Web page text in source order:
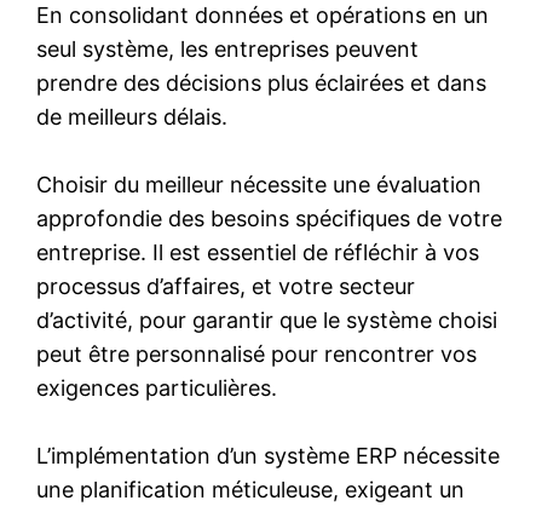
En consolidant données et opérations en un
seul système, les entreprises peuvent
prendre des décisions plus éclairées et dans
de meilleurs délais.
Choisir du meilleur nécessite une évaluation
approfondie des besoins spécifiques de votre
entreprise. Il est essentiel de réfléchir à vos
processus d’affaires, et votre secteur
d’activité, pour garantir que le système choisi
peut être personnalisé pour rencontrer vos
exigences particulières.
L’implémentation d’un système ERP nécessite
une planification méticuleuse, exigeant un